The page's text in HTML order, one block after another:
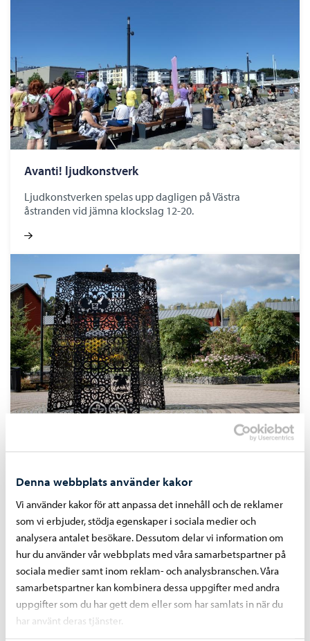
Denna webbplats använder kakor
Vi använder kakor för att anpassa det innehåll och de reklamer
som vi erbjuder, stödja egenskaper i sociala medier och
analysera antalet besökare. Dessutom delar vi information om
hur du använder vår webbplats med våra samarbetspartner på
sociala medier samt inom reklam- och analysbranschen. Våra
samarbetspartner kan kombinera dessa uppgifter med andra
uppgifter som du har gett dem eller som har samlats in när du
har använt deras tjänster.
Avanti! ljudkonstverk
Ljudkonstverken spelas upp dagligen på Västra
åstranden vid jämna klockslag 12-20.